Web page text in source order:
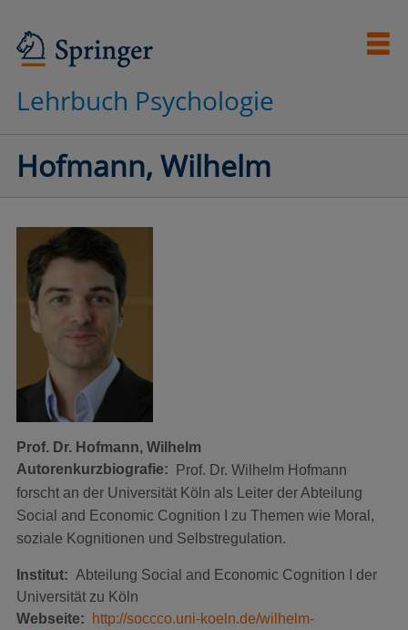
Lehrbuch Psychologie
Hofmann, Wilhelm
Prof. Dr. Hofmann, Wilhelm
Autorenkurzbiografie
Prof. Dr. Wilhelm Hofmann
forscht an der Universität Köln als Leiter der Abteilung
Social and Economic Cognition I zu Themen wie Moral,
soziale Kognitionen und Selbstregulation.
Institut
Abteilung Social and Economic Cognition I der
Universität zu Köln
Webseite
http://soccco.uni-koeln.de/wilhelm-